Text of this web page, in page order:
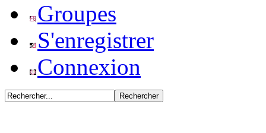
Groupes
S'enregistrer
Connexion